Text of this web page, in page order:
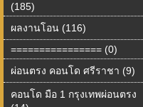
(185)
ผลงานโอน (116)
================ (0)
ผ่อนตรง คอนโด ศรีราชา (9)
คอนโด มือ 1 กรุงเทพผ่อนตรง